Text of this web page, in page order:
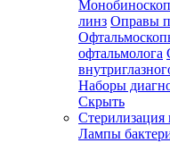
линз Оправы
офтальмолога
Наборы
Скрыть
Стерилизация
Лампы